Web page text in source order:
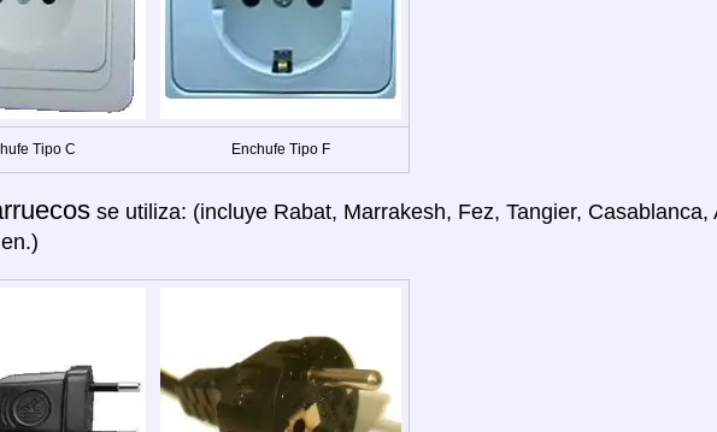
Tipo C Enchufe Tipo F
se utiliza: (incluye Rabat, Marrakesh, Fez, Tangier, Casablanca,